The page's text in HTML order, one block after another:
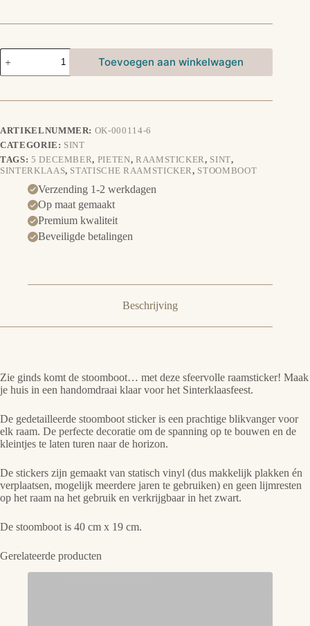
Raamsticker
Stoomboot
Toevoegen aan winkelwagen
ARTIKELNUMMER: OK-000114-6
CATEGORIE: SINT
TAGS: 5 DECEMBER, PIETEN, RAAMSTICKER, SINT,
SINTERKLAAS, STATISCHE RAAMSTICKER, STOOMBOOT
Verzending 1-2 werkdagen
Op maat gemaakt
Premium kwaliteit
Beveiligde betalingen
Beschrijving
Zie ginds komt de stoomboot… met deze sfeervolle raamsticker! Maak
je huis in een handomdraai klaar voor het Sinterklaasfeest.
De gedetailleerde stoomboot sticker is een prachtige blikvanger voor
elk raam. De perfecte decoratie om de spanning op te bouwen en de
kleintjes te laten turen naar de horizon.
De stickers zijn gemaakt van statisch vinyl (dus makkelijk plakken én
verplaatsen, mogelijk meerdere jaren te gebruiken) en geen lijmresten
op het raam na het gebruik en verkrijgbaar in het zwart.
De stoomboot is 40 cm x 19 cm.
Gerelateerde producten